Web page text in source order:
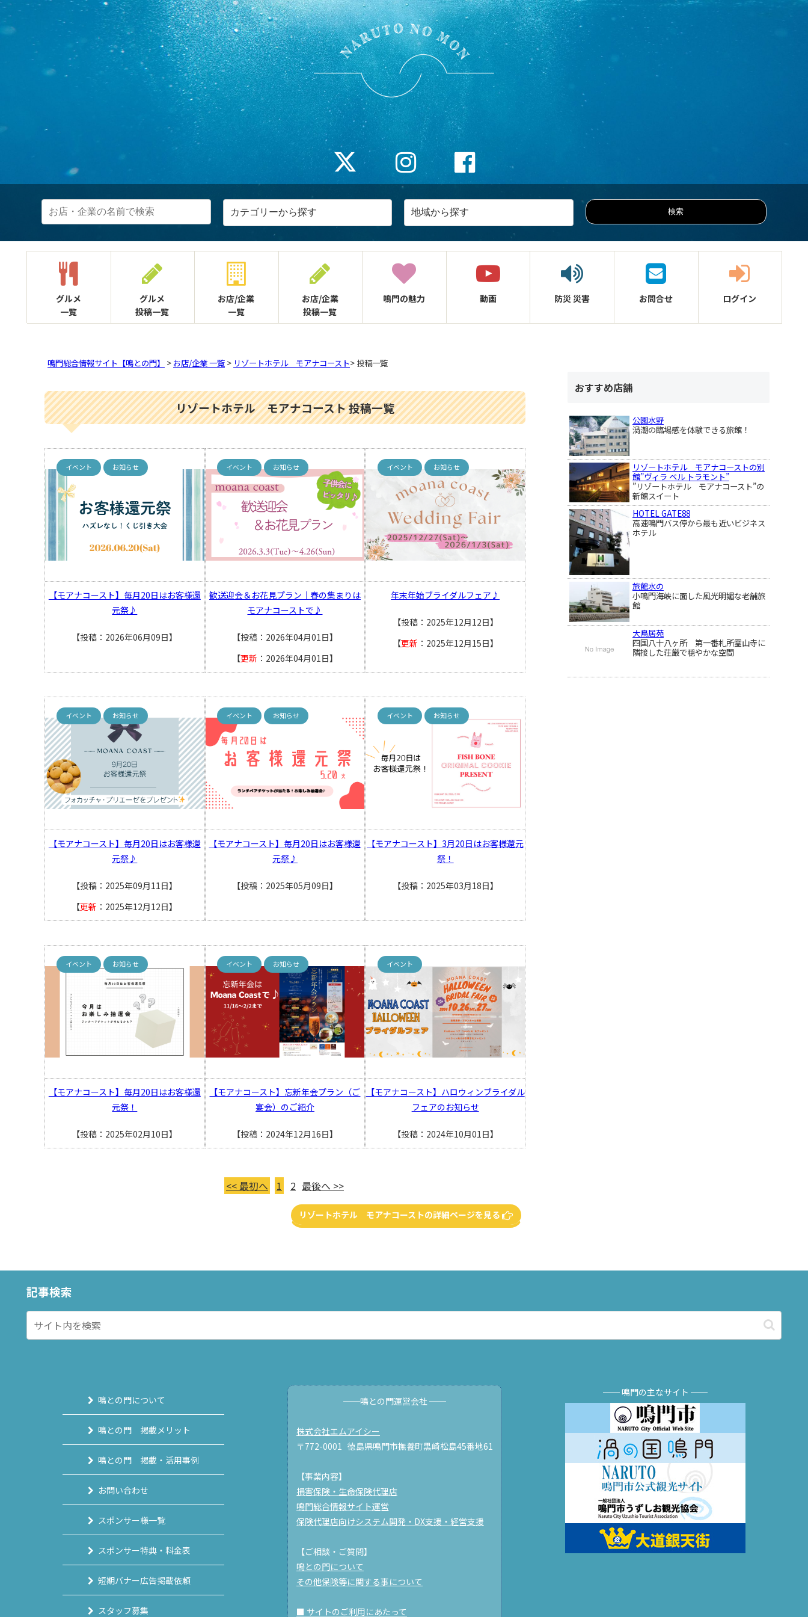
グルメ
一覧
グルメ
投稿一覧
お店/企業
一覧
お店/企業
投稿一覧
鳴門の魅力 動画 防災災害 お問合せ ログイン
鳴門総合情報サイト【鳴との門】 > お店/企業 一覧 > リゾートホテル モアナコースト> 投稿一覧
リゾートホテル モアナコースト 投稿一覧
イベント お知らせ
【モアナコースト】毎月20日はお客様還
元祭♪
【投稿：2026年06月09日】
イベント お知らせ
歓送迎会＆お花見プラン｜春の集まりは
モアナコーストで♪
【投稿：2026年04月01日】
【更新 ：2026年04月01日】
イベント お知らせ
年末年始ブライダルフェア♪
【投稿：2025年12月12日】
【更新 ：2025年12月15日】
イベント お知らせ
【モアナコースト】毎月20日はお客様還
元祭♪
【投稿：2025年09月11日】
【更新 ：2025年12月12日】
イベント お知らせ
【モアナコースト】毎月20日はお客様還
元祭♪
【投稿：2025年05月09日】
イベント お知らせ
【モアナコースト】3月20日はお客様還元
祭！
【投稿：2025年03月18日】
イベント お知らせ
【モアナコースト】毎月20日はお客様還
元祭！
【投稿：2025年02月10日】
イベント お知らせ
【モアナコースト】忘新年会プラン（ご
宴会）のご紹介
【投稿：2024年12月16日】
イベント
【モアナコースト】ハロウィンブライダル
フェアのお知らせ
【投稿：2024年10月01日】
<< 最初へ 1 2 最後へ >>
リゾートホテル モアナコーストの詳細ページを見る
おすすめ店舗
公園水野
渦潮の臨場感を体験できる旅館！
リゾートホテル モアナコーストの別
館”ヴィラ ベル トラモント”
”リゾートホテル モアナコースト”の
新館スイート
HOTEL GATE88
高速鳴門バス停から最も近いビジネス
ホテル
旅館水の
小鳴門海峡に面した風光明媚な老舗旅
館
大鳥居苑
四国八十八ヶ所 第一番札所霊山寺に
隣接した荘厳で穏やかな空間
記事検索
鳴との門について
鳴との門 掲載メリット
鳴との門 掲載・活用事例
お問い合わせ
スポンサー様一覧
スポンサー特典・料金表
短期バナー広告掲載依頼
スタッフ募集
──鳴との門運営会社 ──
株式会社エムアイシー
〒772-0001 徳島県鳴門市撫養町黒崎松島45番地61
【事業内容】
損害保険・生命保険代理店
鳴門総合情報サイト運営
保険代理店向けシステム開発・DX支援・経営支援
【ご相談・ご質問】
鳴との門について
その他保険等に関する事について
■ サイトのご利用にあたって
── 鳴門の主なサイト ──